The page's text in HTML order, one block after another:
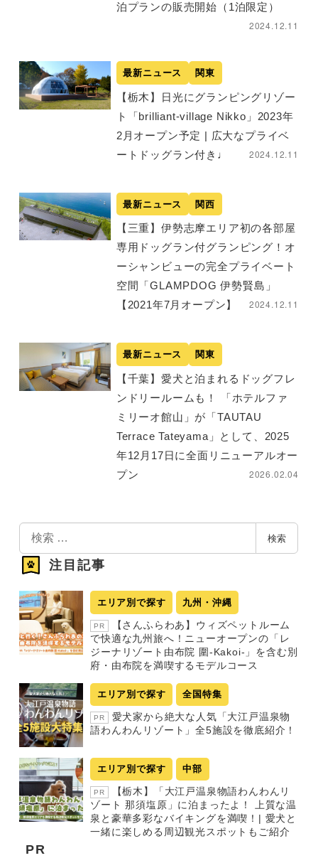
泊プランの販売開始（1泊限定）
2024.12.11
最新ニュース 関東
【栃木】日光にグランピングリゾー
ト「brilliant-village Nikko」2023年
2月オープン予定 | 広大なプライベ
ートドッグラン付き♩
2024.12.11
最新ニュース 関西
【三重】伊勢志摩エリア初の各部屋
専用ドッグラン付グランピング！オ
ーシャンビューの完全プライベート
空間「GLAMPDOG 伊勢賢島」
【2021年7月オープン】
2024.12.11
最新ニュース 関東
【千葉】愛犬と泊まれるドッグフレ
ンドリールームも！ 「ホテルファ
ミリーオ館山」が「TAUTAU
Terrace Tateyama」として、2025
年12月17日に全面リニューアルオー
プン
2026.02.04
索
検索
注目記事
エリア別で探す 九州・沖縄
PR
【さんふらわあ】ウィズペットルーム
で快適な九州旅へ！ニューオープンの「レ
ジーナリゾート由布院 圍-Kakoi-」を含む別
府・由布院を満喫するモデルコース
エリア別で探す 全国特集
PR
愛犬家から絶大な人気「大江戸温泉物
語わんわんリゾート」全5施設を徹底紹介！
エリア別で探す 中部
PR
【栃木】「大江戸温泉物語わんわんリ
ゾート 那須塩原」に泊まったよ！ 上質な温
泉と豪華多彩なバイキングを満喫！| 愛犬と
一緒に楽しめる周辺観光スポットもご紹介
PR